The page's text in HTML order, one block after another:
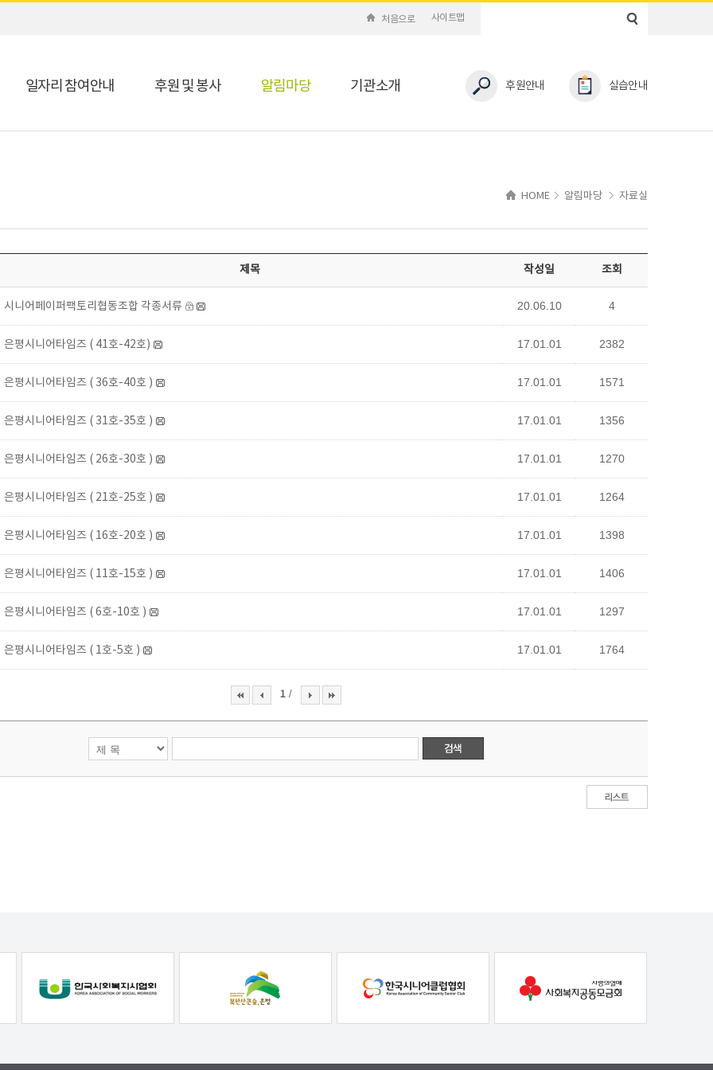
처음으로 사이트맵
후원안내 실습안내
일자리 참여안내 후원 및 봉사 알림마당 기관소개
HOME 알림마당 자료실
제목 작성일 조회
시니어페이퍼팩토리협동조합 각종서류 20.06.10 4
은평시니어타임즈 ( 41호-42호) 17.01.01 2382
은평시니어타임즈 ( 36호-40호 ) 17.01.01 1571
은평시니어타임즈 ( 31호-35호 ) 17.01.01 1356
은평시니어타임즈 ( 26호-30호 ) 17.01.01 1270
은평시니어타임즈 ( 21호-25호 ) 17.01.01 1264
은평시니어타임즈 ( 16호-20호 ) 17.01.01 1398
은평시니어타임즈 ( 11호-15호 ) 17.01.01 1406
은평시니어타임즈 ( 6호-10호 ) 17.01.01 1297
은평시니어타임즈 ( 1호-5호 ) 17.01.01 1764
1/